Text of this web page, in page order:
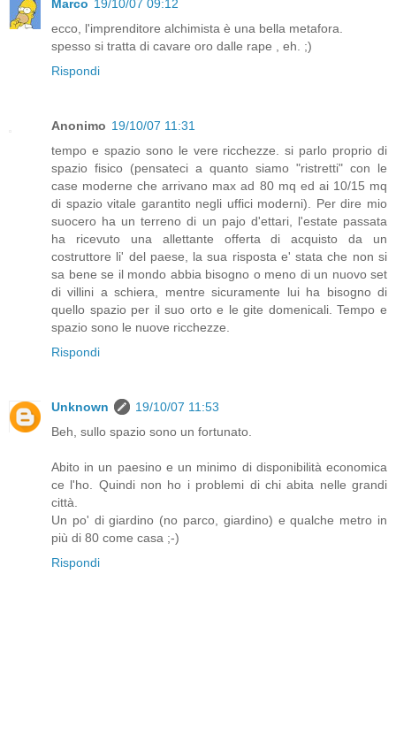
Marco 19/10/07 09:12
ecco, l'imprenditore alchimista è una bella metafora.
spesso si tratta di cavare oro dalle rape , eh. ;)
Rispondi
Anonimo 19/10/07 11:31
tempo e spazio sono le vere ricchezze. si parlo proprio di
spazio fisico (pensateci a quanto siamo "ristretti" con le
case moderne che arrivano max ad 80 mq ed ai 10/15 mq
di spazio vitale garantito negli uffici moderni). Per dire mio
suocero ha un terreno di un pajo d'ettari, l'estate passata
ha ricevuto una allettante offerta di acquisto da un
costruttore li' del paese, la sua risposta e' stata che non si
sa bene se il mondo abbia bisogno o meno di un nuovo set
di villini a schiera, mentre sicuramente lui ha bisogno di
quello spazio per il suo orto e le gite domenicali. Tempo e
spazio sono le nuove ricchezze.
Rispondi
Unknown
19/10/07 11:53
Beh, sullo spazio sono un fortunato.
Abito in un paesino e un minimo di disponibilità economica
ce l'ho. Quindi non ho i problemi di chi abita nelle grandi
città.
Un po' di giardino (no parco, giardino) e qualche metro in
più di 80 come casa ;-)
Rispondi